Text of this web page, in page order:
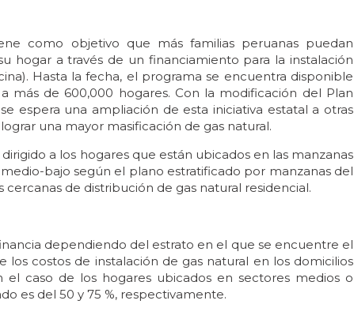
como objetivo que más familias peruanas puedan
hogar a través de un financiamiento para la instalación
Hasta la fecha, el programa se encuentra disponible
más de 600,000 hogares. Con la modificación del Plan
espera una ampliación de esta iniciativa estatal a otras
una mayor masificación de gas natural.
a los hogares que están ubicados en las manzanas
bajo según el plano estratificado por manzanas del
de distribución de gas natural residencial.
dependiendo del estrato en el que se encuentre el
los costos de instalación de gas natural en los domicilios
el caso de los hogares ubicados en sectores medios o
es del 50 y 75 %, respectivamente.